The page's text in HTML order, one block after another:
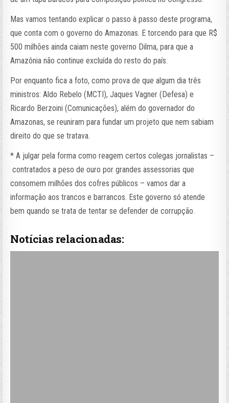
Mas vamos tentando explicar o passo à passo deste programa,
que conta com o governo do Amazonas. E torcendo para que R$
500 milhões ainda caiam neste governo Dilma, para que a
Amazônia não continue excluída do resto do país.
Por enquanto fica a foto, como prova de que algum dia três
ministros: Aldo Rebelo (MCTI), Jaques Vagner (Defesa) e
Ricardo Berzoini (Comunicações), além do governador do
Amazonas, se reuniram para fundar um projeto que nem sabiam
direito do que se tratava.
* A julgar pela forma como reagem certos colegas jornalistas –
contratados a peso de ouro por grandes assessorias que
consomem milhões dos cofres públicos – vamos dar a
informação aos trancos e barrancos. Este governo só atende
bem quando se trata de tentar se defender de corrupção.
Notícias relacionadas: